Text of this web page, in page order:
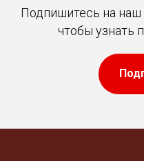
Подпишитесь на наш
чтобы узнать